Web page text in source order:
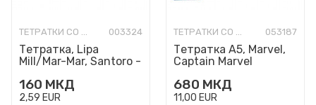
ТЕТРАТКИ СО ТВРДИ КОРИЦИ 003324
Тетратка, Lipa
Mill/Mar-Mar, Santoro -
160 МКД
2,59 EUR
ТЕТРАТКИ СО ТВРДИ КОРИЦИ 053187
Тетратка А5, Marvel,
Captain Marvel
680 МКД
11,00 EUR